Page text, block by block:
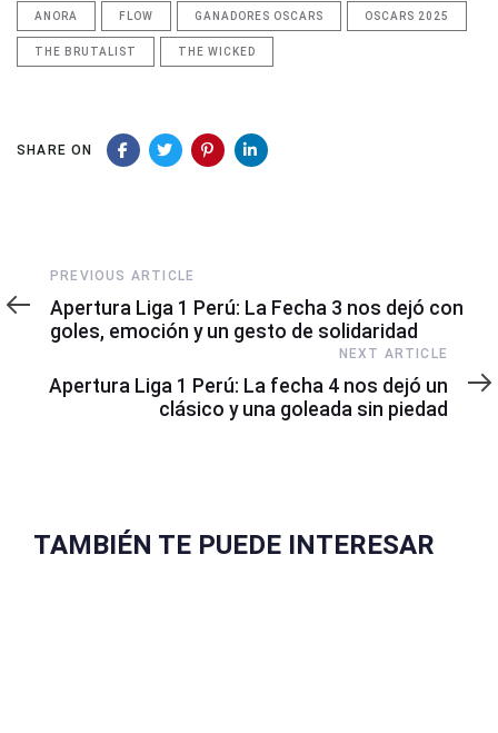
ANORA FLOW GANADORES OSCARS OSCARS 2025
THE BRUTALIST THE WICKED
SHARE ON
Previous
Article
PREVIOUS ARTICLE
Apertura Liga 1 Perú: La Fecha 3 nos dejó con
goles, emoción y un gesto de solidaridad
Article
NEXT ARTICLE
Apertura Liga 1 Perú: La fecha 4 nos dejó un
clásico y una goleada sin piedad
TAMBIÉN TE PUEDE INTERESAR